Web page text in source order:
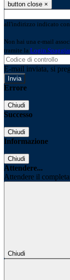
button close ×
all'indirizzo indicato
Non hai una e-mail
tramite la Login
E-mail inviata, si
Errore
Chiudi
Successo
Chiudi
Informazione
Chiudi
Attendere...
Attendere il
Chiudi